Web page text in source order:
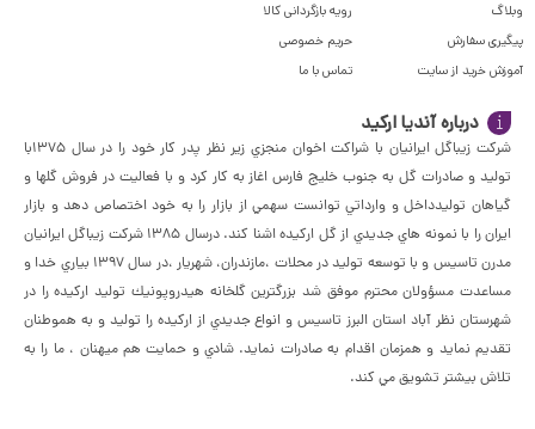
وبلاگ
پیگیری سفارش
آموزش خرید از سایت
رویه بازگردانی کالا
حریم خصوصی
تماس با ما
درباره آندیا ارکید
شركت زيباگل ايرانيان با شراكت اخوان منجزي زير نظر پدر كار خود را در سال ١٣٧٥با
توليد و صادرات گل به جنوب خليج فارس اغاز به كار كرد و با فعاليت در فروش گلها و
گياهان توليدداخل و وارداتي توانست سهمي از بازار را به خود اختصاص دهد و بازار
ايران را با نمونه هاي جديدي از گل اركيده اشنا كند. درسال ١٣٨٥ شركت زيباگل ايرانيان
مدرن تاسيس و با توسعه توليد در محلات ،مازندران، شهريار ،در سال ١٣٩٧ بياري خدا و
مساعدت مسؤولان محترم موفق شد بزرگترين گلخانه هيدروپونيك توليد اركيده را در
شهرستان نظر آباد استان البرز تاسيس و انواع جديدي از اركيده را توليد و به هموطنان
تقديم نمايد و همزمان اقدام به صادرات نمايد. شادي و حمايت هم ميهنان ، ما را به
تلاش بيشتر تشويق مي كند.